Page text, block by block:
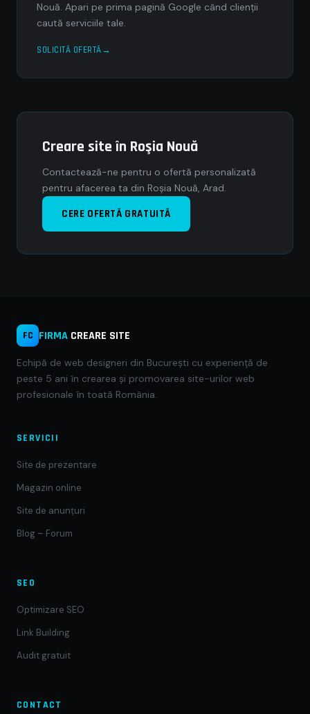
Nouă. Apari pe prima pagină Google când clienții
caută serviciile tale.
SOLICITĂ OFERTĂ
Creare site în Roşia Nouă
Contactează-ne pentru o ofertă personalizată
pentru afacerea ta din Roşia Nouă, Arad.
CERE OFERTĂ GRATUITĂ
FC FIRMA CREARE SITE
Echipă de web designeri din București cu experiență de
peste 5 ani în crearea și promovarea site-urilor web
profesionale în toată România.
SERVICII
Site de prezentare
Magazin online
Site de anunțuri
Blog – Forum
SEO
Optimizare SEO
Link Building
Audit gratuit
CONTACT